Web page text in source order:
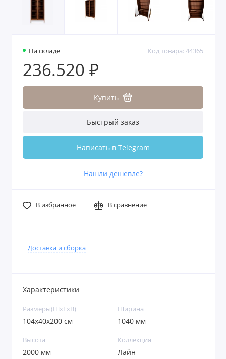
На складе Код товара: 44365
236.520 ₽
Купить
Быстрый заказ
Написать в Telegram
Нашли дешевле?
В избранное В сравнение
Доставка и сборка
Характеристики
Размеры(ШxГxВ)
104x40x200 см
Ширина
1040 мм
Высота
2000 мм
Коллекция
Лайн